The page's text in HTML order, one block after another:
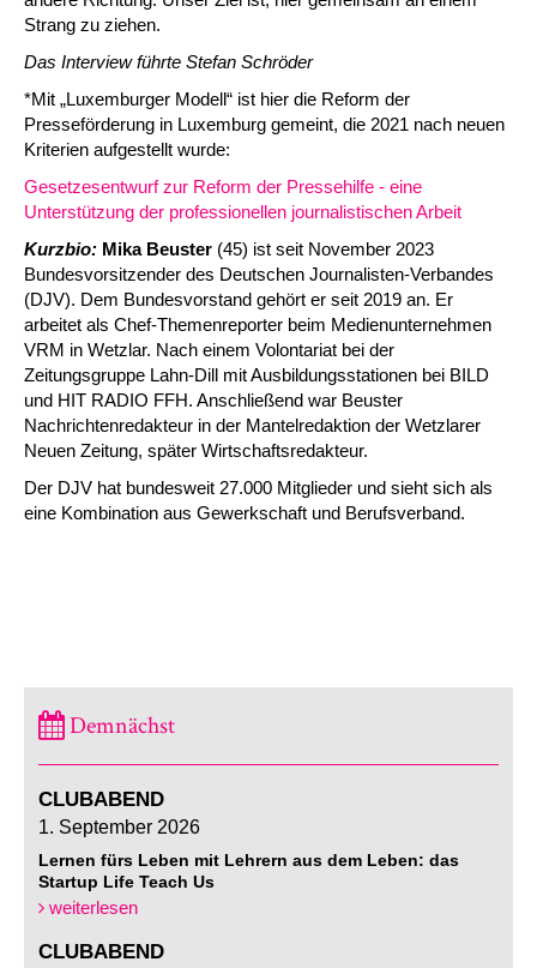
Strang zu ziehen.
Das Interview führte Stefan Schröder
*Mit „Luxemburger Modell“ ist hier die Reform der
Presseförderung in Luxemburg gemeint, die 2021 nach neuen
Kriterien aufgestellt wurde:
Gesetzesentwurf zur Reform der Pressehilfe - eine
Unterstützung der professionellen journalistischen Arbeit
Kurzbio: Mika Beuster (45) ist seit November 2023
Bundesvorsitzender des Deutschen Journalisten-Verbandes
(DJV). Dem Bundesvorstand gehört er seit 2019 an. Er
arbeitet als Chef-Themenreporter beim Medienunternehmen
VRM in Wetzlar. Nach einem Volontariat bei der
Zeitungsgruppe Lahn-Dill mit Ausbildungsstationen bei BILD
und HIT RADIO FFH. Anschließend war Beuster
Nachrichtenredakteur in der Mantelredaktion der Wetzlarer
Neuen Zeitung, später Wirtschaftsredakteur.
Der DJV hat bundesweit 27.000 Mitglieder und sieht sich als
eine Kombination aus Gewerkschaft und Berufsverband.
Demnächst
CLUBABEND
1. September 2026
Lernen fürs Leben mit Lehrern aus dem Leben: das
Startup Life Teach Us
weiterlesen
CLUBABEND